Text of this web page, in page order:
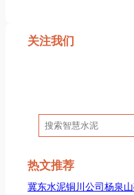
关注我们
搜
索
热文推荐
冀东水泥铜川公司杨泉